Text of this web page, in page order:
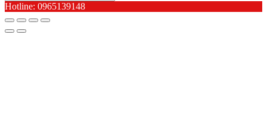
Hotline: 0965139148